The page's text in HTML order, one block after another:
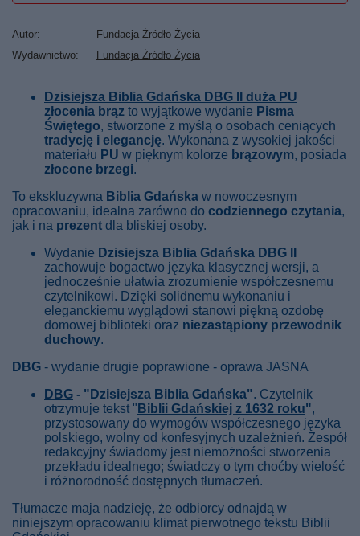
Autor
Fundacja Źródło Życia
Wydawnictwo
Fundacja Źródło Życia
Dzisiejsza Biblia Gdańska DBG II duża PU
złocenia brąz to wyjątkowe wydanie Pisma
Świętego, stworzone z myślą o osobach ceniących
tradycję i elegancję. Wykonana z wysokiej jakości
materiału PU w pięknym kolorze brązowym, posiada
złocone brzegi.
To ekskluzywna Biblia Gdańska w nowoczesnym
opracowaniu, idealna zarówno do codziennego czytania,
jak i na prezent dla bliskiej osoby.
Wydanie Dzisiejsza Biblia Gdańska DBG II
zachowuje bogactwo języka klasycznej wersji, a
jednocześnie ułatwia zrozumienie współczesnemu
czytelnikowi. Dzięki solidnemu wykonaniu i
eleganckiemu wyglądowi stanowi piękną ozdobę
domowej biblioteki oraz niezastąpiony przewodnik
duchowy.
DBG - wydanie drugie poprawione - oprawa JASNA
DBG - "Dzisiejsza Biblia Gdańska". Czytelnik
otrzymuje tekst " Biblii Gdańskiej z 1632 roku",
przystosowany do wymogów współczesnego języka
polskiego, wolny od konfesyjnych uzależnień. Zespół
redakcyjny świadomy jest niemożności stworzenia
przekładu idealnego; świadczy o tym choćby wielość
i różnorodność dostępnych tłumaczeń.
Tłumacze maja nadzieję, że odbiorcy odnajdą w
niniejszym opracowaniu klimat pierwotnego tekstu Biblii